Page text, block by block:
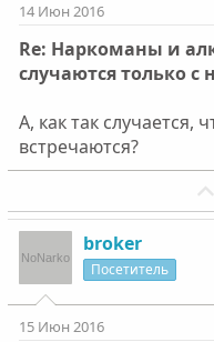
14 Июн 2016
Re: Наркоманы и
случаются только с
А, как так случается,
встречаются?
broker
Посетитель
15 Июн 2016